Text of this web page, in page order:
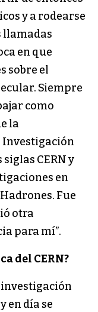
y a rodearse
llamadas
en que
sobre el
Siempre
como
la
Investigación
CERN y
en
Fue
otra
para mí”.
del CERN?
investigación
en día se